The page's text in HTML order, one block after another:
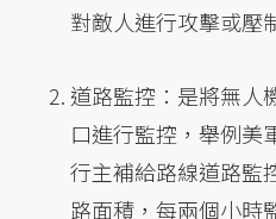
對敵人進行攻擊或壓
道路監控：是將無人
口進行監控，舉例美
行主補給路線道路監
路面積，每兩個小時